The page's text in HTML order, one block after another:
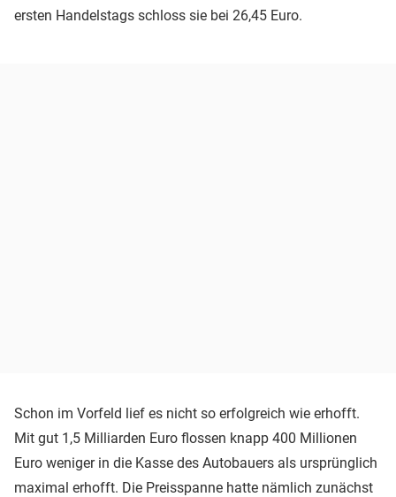
ersten Handelstags schloss sie bei 26,45 Euro.
Schon im Vorfeld lief es nicht so erfolgreich wie erhofft.
Mit gut 1,5 Milliarden Euro flossen knapp 400 Millionen
Euro weniger in die Kasse des Autobauers als ursprünglich
maximal erhofft. Die Preisspanne hatte nämlich zunächst